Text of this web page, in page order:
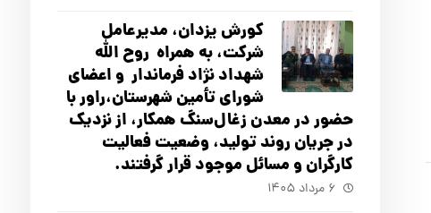
کورش یزدان، مدیرعامل
شرکت، به همراه روح الله
شهداد نژاد فرماندار و اعضای
شورای تأ‌مین شهرستان،راور با
حضور در معدن زغال‌سنگ همکار، از نزدیک
در جریان روند تولید، وضعیت فعالیت
کارگران و مسائل موجود قرار گرفتند.
۶ مرداد ۱۴۰۵